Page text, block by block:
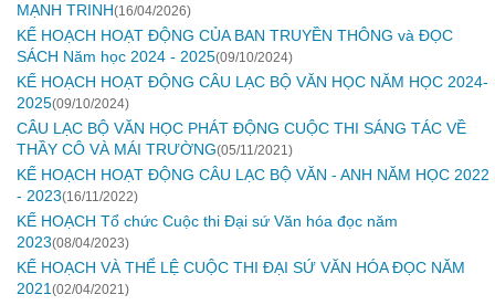
MẠNH TRINH(16/04/2026)
KẾ HOẠCH HOẠT ĐỘNG CỦA BAN TRUYỀN THÔNG và ĐỌC
SÁCH Năm học 2024 - 2025(09/10/2024)
KẾ HOẠCH HOẠT ĐỘNG CÂU LẠC BỘ VĂN HỌC NĂM HỌC 2024-
2025(09/10/2024)
CÂU LẠC BỘ VĂN HỌC PHÁT ĐỘNG CUỘC THI SÁNG TÁC VỀ
THẦY CÔ VÀ MÁI TRƯỜNG(05/11/2021)
KẾ HOẠCH HOẠT ĐỘNG CÂU LẠC BỘ VĂN - ANH NĂM HỌC 2022
- 2023(16/11/2022)
KẾ HOẠCH Tổ chức Cuộc thi Đại sứ Văn hóa đọc năm
2023(08/04/2023)
KẾ HOẠCH VÀ THỂ LỆ CUỘC THI ĐẠI SỨ VĂN HÓA ĐỌC NĂM
2021 (02/04/2021)